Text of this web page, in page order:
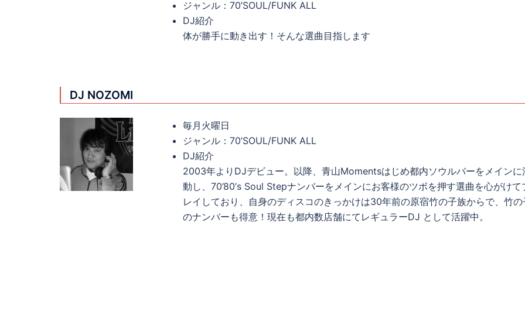
ジャンル：70’SOUL/FUNK ALL
DJ紹介
体が勝手に動き出す！そんな選曲目指します
DJ NOZOMI
毎月火曜日
ジャンル：70’SOUL/FUNK ALL
DJ紹介
2003年よりDJデビュー。以降、青山Momentsはじめ都内ソウルバーをメインに
動し、70’80’s Soul Stepナンバーをメインにお客様のツボを押す選曲を心がけて
レイしており、自身のディスコのきっかけは30年前の原宿竹の子族からで、竹の
のナンバーも得意！現在も都内数店舗にてレギュラーDJ として活躍中。